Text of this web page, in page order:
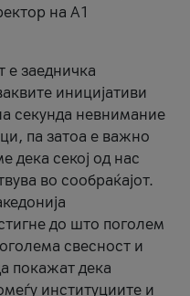
на А1
е заедничка
иницијативи
секунда невнимание
па затоа е важно
дека секој од нас
во сообраќајот.
до што поголем
свесност и
покажат дека
институциите и